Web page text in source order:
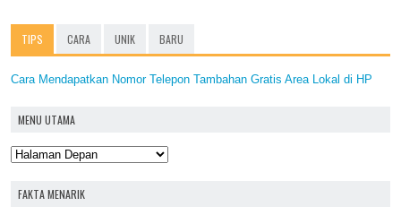
TIPS CARA UNIK BARU
Cara Mendapatkan Nomor Telepon Tambahan Gratis Area Lokal di HP
MENU UTAMA
FAKTA MENARIK